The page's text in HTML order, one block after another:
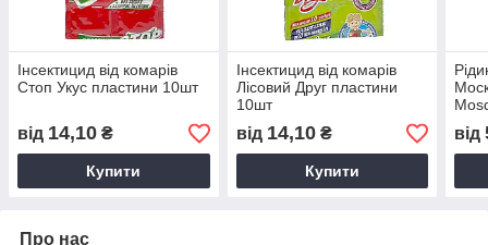
Інсектицид від комарів
Стоп Укус пластини 10шт
від 14,10 ₴
Купити
Інсектицид від комарів
Лісовий Друг пластини
10шт
від 14,10₴
Купити
від
Про нас